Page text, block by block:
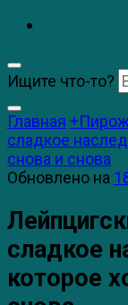
Ищите что-то?
Главная
сладкое
снова и снова
Обновлено на
сладкое
которое